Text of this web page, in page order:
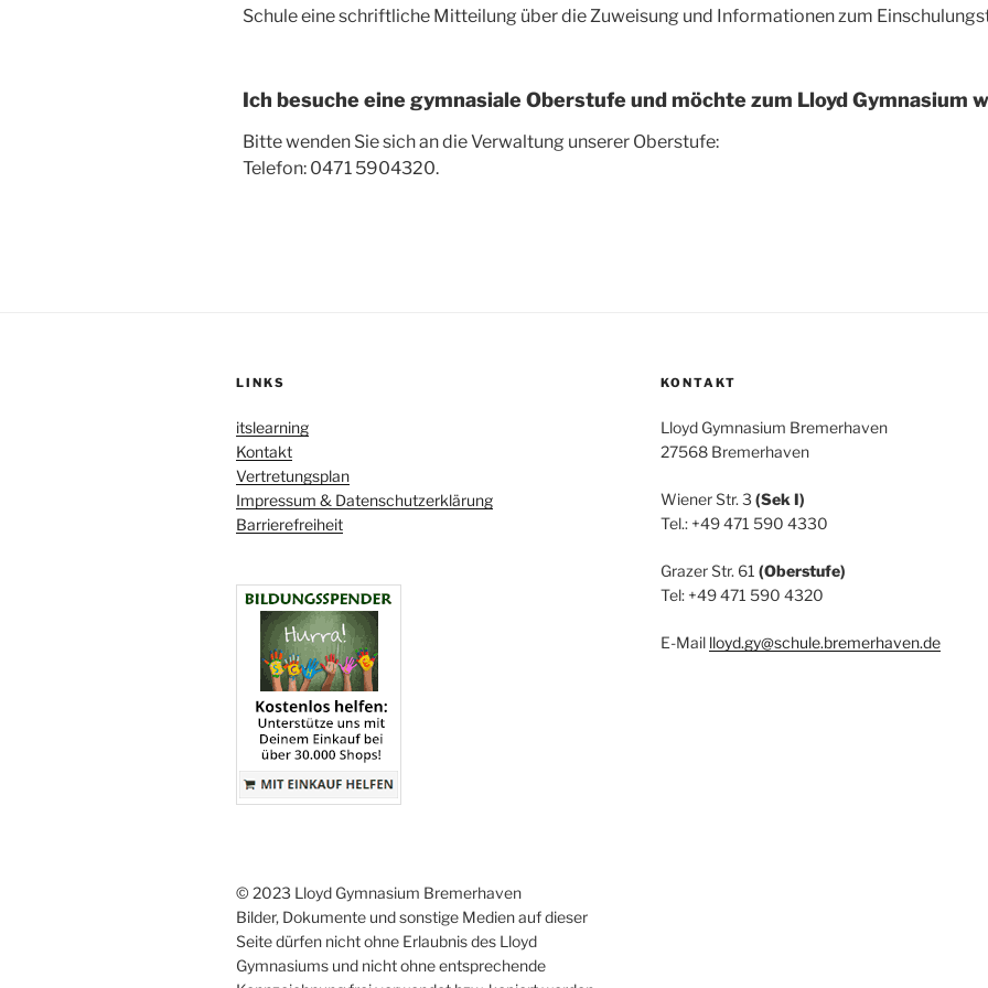
Schule eine schriftliche Mitteilung über die Zuweisung und Informationen zum
Ich besuche eine gymnasiale Oberstufe und möchte zum Lloyd Gymnasium
Bitte wenden Sie sich an die Verwaltung unserer Oberstufe:
Telefon: 0471 5904320.
LINKS
itslearning
Kontakt
Vertretungsplan
Impressum & Datenschutzerklärung
Barrierefreiheit
© 2023 Lloyd Gymnasium Bremerhaven
Bilder, Dokumente und sonstige Medien auf dieser
Seite dürfen nicht ohne Erlaubnis des Lloyd
Gymnasiums und nicht ohne entsprechende
KONTAKT
Lloyd Gymnasium Bremerhaven
27568 Bremerhaven
Wiener Str. 3 (Sek I)
Tel.: +49 471 590 4330
Grazer Str. 61 (Oberstufe)
Tel: +49 471 590 4320
E-Mail lloyd.gy@schule.bremerhaven.de